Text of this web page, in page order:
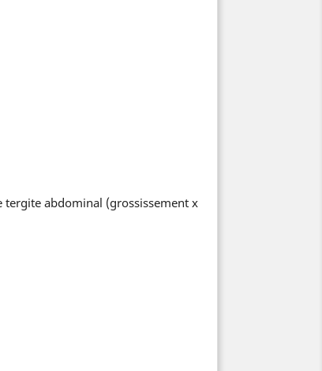
abdominal (grossissement x